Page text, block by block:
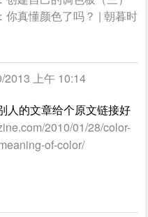
你真懂颜色了吗？ | 朝暮时
2013 上午 10:14
人的文章给个原文链接好
2010/01/28/color-
of-color/